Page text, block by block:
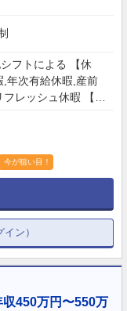
フトによる 【休
年次有給休暇,産前
レッシュ休暇 【年
今が狙い目！
ン）
収450万円〜550万